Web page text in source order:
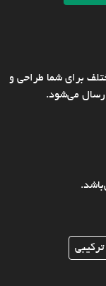
برای شما طراحی و
می‌شود.